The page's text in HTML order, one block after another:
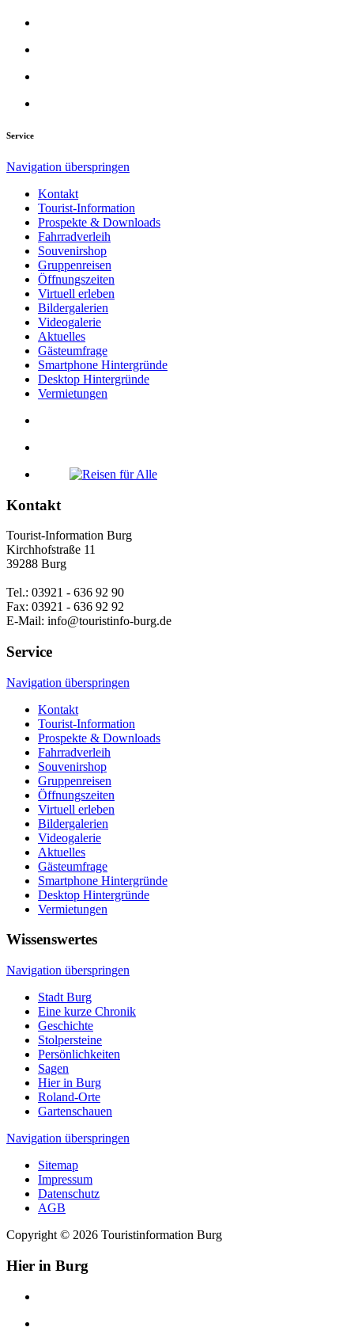
Service
Navigation überspringen
Kontakt
Tourist-Information
Prospekte & Downloads
Fahrradverleih
Souvenirshop
Gruppenreisen
Öffnungszeiten
Virtuell erleben
Bildergalerien
Videogalerie
Aktuelles
Gästeumfrage
Smartphone Hintergründe
Desktop Hintergründe
Vermietungen
Kontakt
Tourist-Information Burg
Kirchhofstraße 11
39288 Burg
Tel.: 03921 - 636 92 90
Fax: 03921 - 636 92 92
E-Mail: info@touristinfo-burg.de
Service
Navigation überspringen
Kontakt
Tourist-Information
Prospekte & Downloads
Fahrradverleih
Souvenirshop
Gruppenreisen
Öffnungszeiten
Virtuell erleben
Bildergalerien
Videogalerie
Aktuelles
Gästeumfrage
Smartphone Hintergründe
Desktop Hintergründe
Vermietungen
Wissenswertes
Navigation überspringen
Stadt Burg
Eine kurze Chronik
Geschichte
Stolpersteine
Persönlichkeiten
Sagen
Hier in Burg
Roland-Orte
Gartenschauen
Navigation überspringen
Sitemap
Impressum
Datenschutz
AGB
Copyright © 2026 Touristinformation Burg
Hier in Burg